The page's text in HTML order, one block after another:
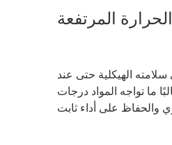
المرتفعة
الهيكلية حتى عند
ما تواجه المواد درجات